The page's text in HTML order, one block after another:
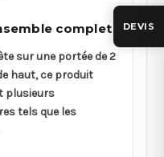
complet
sur une portée de 2
haut, ce produit
plusieurs
tels que les
DEVIS